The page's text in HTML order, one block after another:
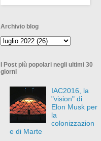
Archivio blog
I Post più popolari negli ultimi 30
giorni
IAC2016, la
"vision" di
Elon Musk per
la
colonizzazion
e di Marte